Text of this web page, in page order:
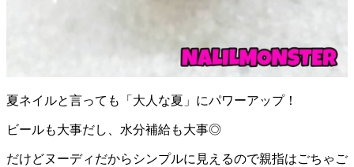
夏ネイルと言っても「大人な夏」にパワーアップ！
ビールも大事だし、水分補給も大事◎
だけどヌーディだからシンプルに見えるので親指はごちゃご